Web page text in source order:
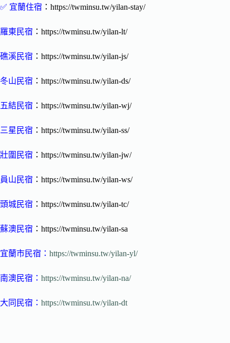
✅ 宜蘭住宿 ：https://twminsu.tw/yilan-stay/
羅東民宿 ：https://twminsu.tw/yilan-lt/
礁溪民宿 ：https://twminsu.tw/yilan-js/
冬山民宿 ：https://twminsu.tw/yilan-ds/
五結民宿 ：https://twminsu.tw/yilan-wj/
三星民宿 ：https://twminsu.tw/yilan-ss/
壯圍民宿 ：https://twminsu.tw/yilan-jw/
員山民宿 ：https://twminsu.tw/yilan-ws/
頭城民宿 ：https://twminsu.tw/yilan-tc/
蘇澳民宿 ：https://twminsu.tw/yilan-sa
宜蘭市民宿 ： https://twminsu.tw/yilan-yl/
南澳民宿 ： https://twminsu.tw/yilan-na/
大同民宿 ： https://twminsu.tw/yilan-dt